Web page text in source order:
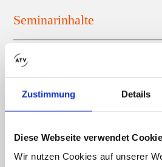
Zustimmung Details
Diese Webseite verwendet
Wir nutzen Cookies auf unserer
Seminarinhalte
Trainer*innen und Dozenten
Allgemeine Informationen
Zertifizierung (AZAV) und